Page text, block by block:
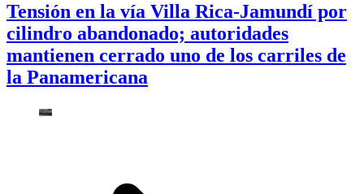
Tensión en la vía Villa Rica-Jamundí por
cilindro abandonado; autoridades
mantienen cerrado uno de los carriles de
la Panamericana